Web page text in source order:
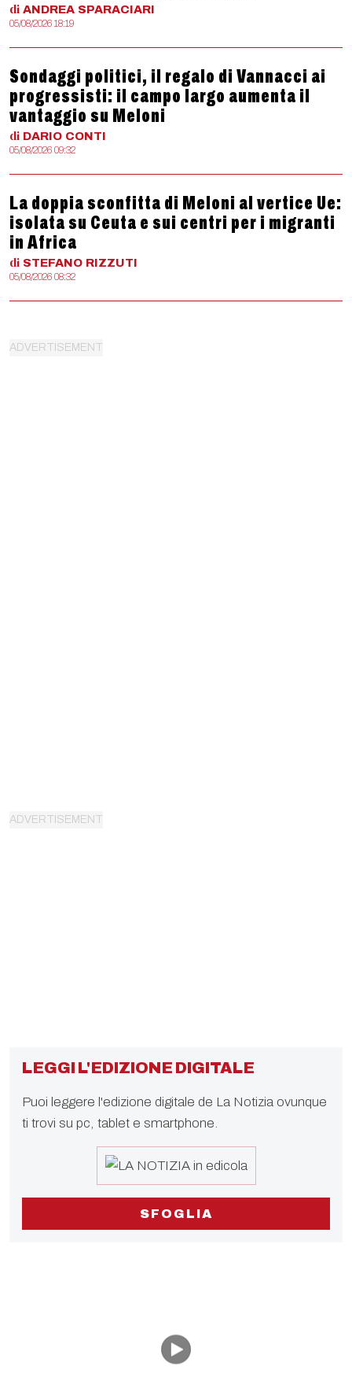
di ANDREA SPARACIARI
05/08/2026 18:19
Sondaggi politici, il regalo di Vannacci ai
progressisti: il campo largo aumenta il
vantaggio su Meloni
di DARIO CONTI
05/08/2026 09:32
La doppia sconfitta di Meloni al vertice Ue:
isolata su Ceuta e sui centri per i migranti
in Africa
di STEFANO RIZZUTI
05/08/2026 08:32
LEGGI L'EDIZIONE DIGITALE
Puoi leggere l'edizione digitale de La Notizia ovunque
ti trovi su pc, tablet e smartphone.
SFOGLIA